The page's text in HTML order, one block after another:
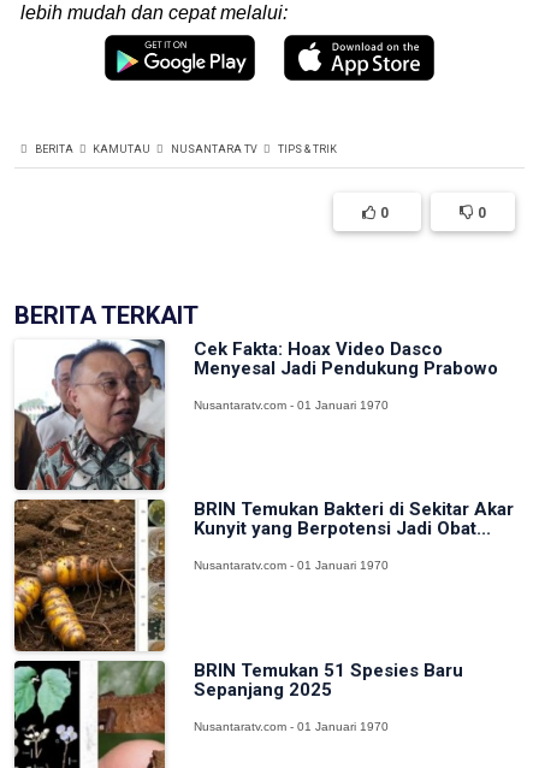
lebih mudah dan cepat melalui:
BERITA KAMUTAU NUSANTARA TV TIPS & TRIK
0 0
BERITA TERKAIT
Cek Fakta: Hoax Video Dasco
Menyesal Jadi Pendukung Prabowo
Nusantaratv.com - 01 Januari 1970
BRIN Temukan Bakteri di Sekitar Akar
Kunyit yang Berpotensi Jadi Obat...
Nusantaratv.com - 01 Januari 1970
BRIN Temukan 51 Spesies Baru
Sepanjang 2025
Nusantaratv.com - 01 Januari 1970